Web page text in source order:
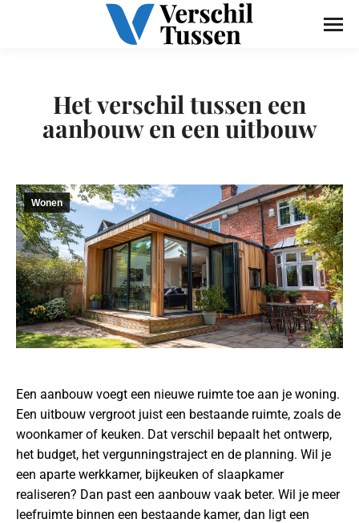
Het verschil tussen een
aanbouw en een uitbouw
Wonen
Een aanbouw voegt een nieuwe ruimte toe aan je woning.
Een uitbouw vergroot juist een bestaande ruimte, zoals de
woonkamer of keuken. Dat verschil bepaalt het ontwerp,
het budget, het vergunningstraject en de planning. Wil je
een aparte werkkamer, bijkeuken of slaapkamer
realiseren? Dan past een aanbouw vaak beter. Wil je meer
leefruimte binnen een bestaande kamer, dan ligt een